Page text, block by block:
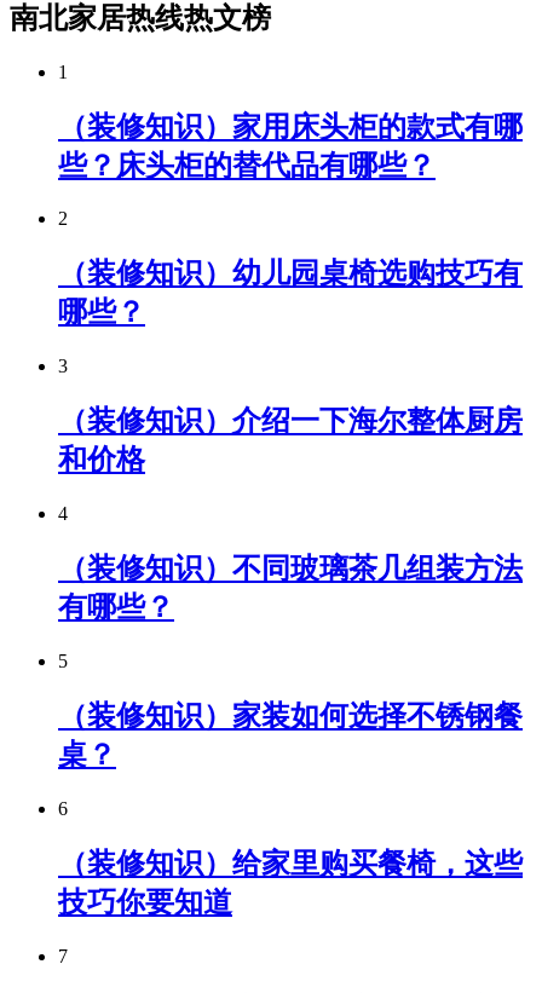
南北家居热线热文榜
1
（装修知识）家用床头柜的款式有哪
些？床头柜的替代品有哪些？
2
（装修知识）幼儿园桌椅选购技巧有
哪些？
3
（装修知识）介绍一下海尔整体厨房
和价格
4
（装修知识）不同玻璃茶几组装方法
有哪些？
5
（装修知识）家装如何选择不锈钢餐
桌？
6
（装修知识）给家里购买餐椅，这些
技巧你要知道
7